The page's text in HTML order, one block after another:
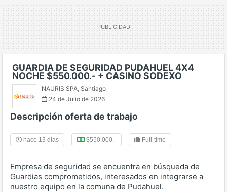
GUARDIA DE SEGURIDAD PUDAHUEL 4X4
NOCHE $550.000.- + CASINO SODEXO
NAURIS SPA, Santiago
24 de Julio de 2026
Descripción oferta de trabajo
hace 13 dias $550.000.- Full-time
Empresa de seguridad se encuentra en búsqueda de
Guardias comprometidos, interesados en integrarse a
nuestro equipo en la comuna de Pudahuel.